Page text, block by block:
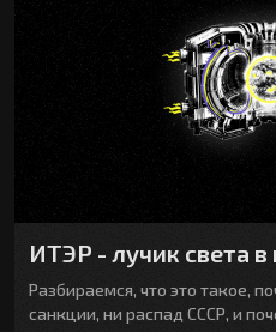
ИТЭР - лучик света в
Разбираемся, что это такое,
санкции, ни распад СССР, и